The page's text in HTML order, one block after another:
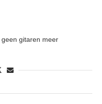
gitaren meer